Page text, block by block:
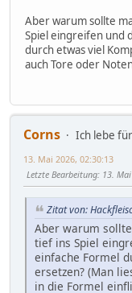
Aber warum sollte
Spiel eingreifen und
durch etwas viel
auch Tore oder
Corns
Ich lebe
13. Mai 2026, 02:30:13
Letzte Bearbeitung: 13.
Zitat von:
Aber warum
tief ins Spiel
einfache Formel
ersetzen? (Man
in die Formel